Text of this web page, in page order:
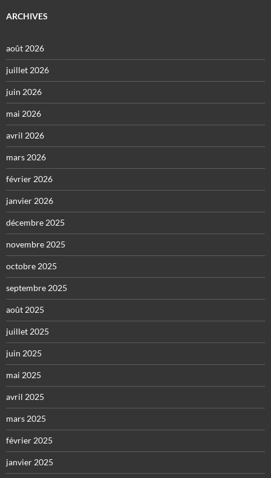
ARCHIVES
août 2026
juillet 2026
juin 2026
mai 2026
avril 2026
mars 2026
février 2026
janvier 2026
décembre 2025
novembre 2025
octobre 2025
septembre 2025
août 2025
juillet 2025
juin 2025
mai 2025
avril 2025
mars 2025
février 2025
janvier 2025